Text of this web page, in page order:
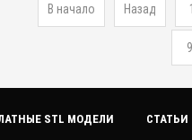
В начало Назад 1
9
STL МОДЕЛИ СТАТЬИ